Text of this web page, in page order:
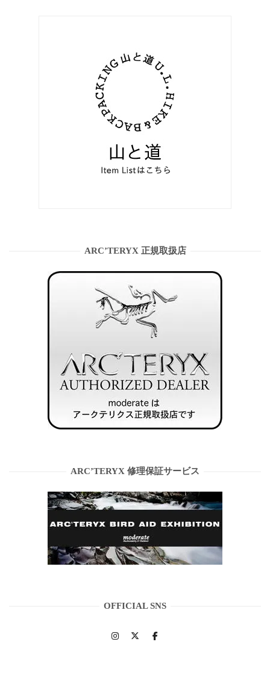
ARC’TERYX 正規取扱店
ARC’TERYX 修理保証サービス
OFFICIAL SNS